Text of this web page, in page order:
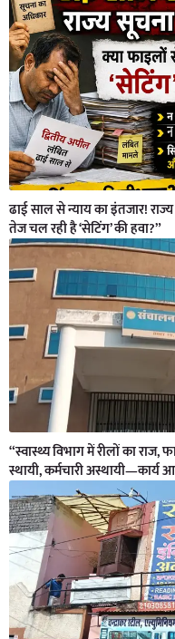
ढाई साल से न्याय का इंतजार!
तेज चल रही है ‘सेटिंग’ की हवा?”
“स्वास्थ्य विभाग में रीलों का
स्थायी, कर्मचारी अस्थायी—कार्य